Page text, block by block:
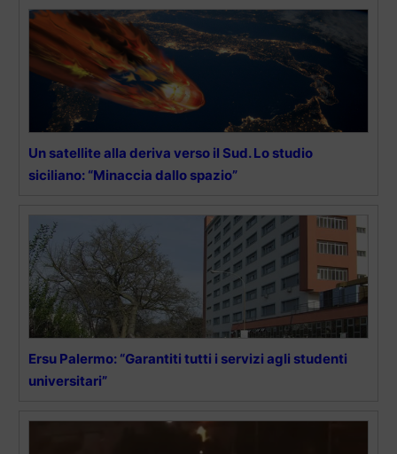
Un satellite alla deriva verso il Sud. Lo studio
siciliano: “Minaccia dallo spazio”
Ersu Palermo: “Garantiti tutti i servizi agli studenti
universitari”